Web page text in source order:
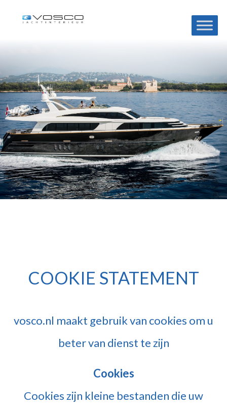
COOKIE STATEMENT
vosco.nl maakt gebruik van cookies om u
beter van dienst te zijn
Cookies
Cookies zijn kleine bestanden die uw